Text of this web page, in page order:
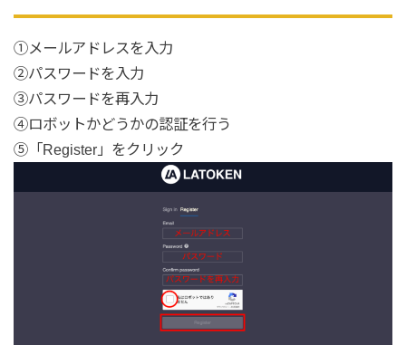
①メールアドレスを入力
②パスワードを入力
③パスワードを再入力
④ロボットかどうかの認証を行う
⑤「Register」をクリック